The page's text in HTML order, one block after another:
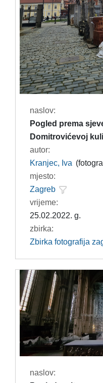
naslov:
Pogled prema
Domitrovićevoj kuli
autor:
Kranjec, Iva
mjesto:
Zagreb
vrijeme:
25.02.2022. g.
zbirka:
Zbirka fotografija
naslov: